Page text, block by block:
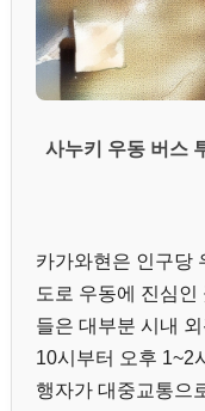
사누키 우동 버스
카가와현은 인구당
도로 우동에 진심
들은 대부분 시내
10시부터 오후 1~2
행자가 대중교통으